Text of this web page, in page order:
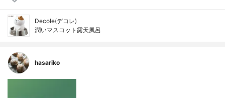
Decole(デコレ)
潤いマスコット露天風呂
hasariko